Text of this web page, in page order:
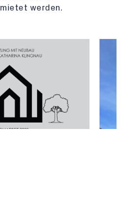
werden.